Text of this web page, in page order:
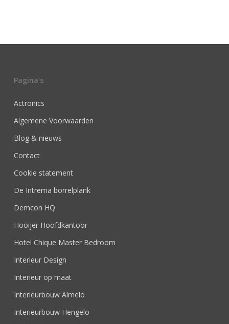
Pagina’s
Actronics
Algemene Voorwaarden
Blog & nieuws
Contact
Cookie statement
De Intrema borrelplank
Demcon HQ
Hooijer Hoofdkantoor
Hotel Chique Master Bedroom
Interieur Design
Interieur op maat
Interieurbouw Almelo
Interieurbouw Hengelo